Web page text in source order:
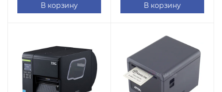
В корзину В корзину